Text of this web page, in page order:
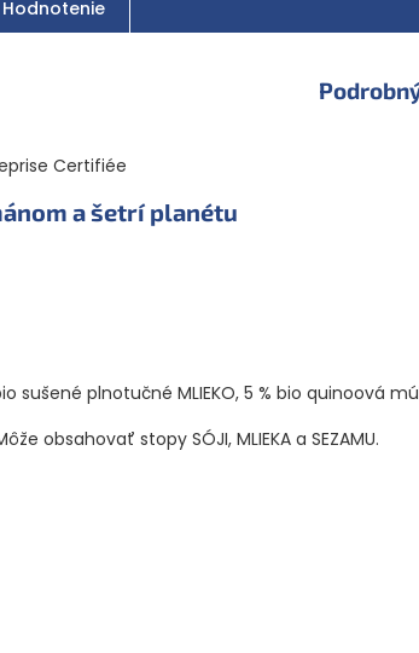
Hodnotenie
a šetrí planétu
sušené plnotučné MLIEKO, 5 % bio quinoová
obsahovať stopy SÓJI, MLIEKA a SEZAMU.